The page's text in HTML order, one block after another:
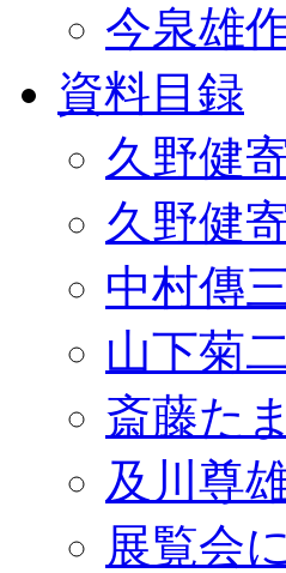
今泉雄
資料目録
久野健
久野健
中村傳
山下菊
斎藤た
及川尊
展覧会